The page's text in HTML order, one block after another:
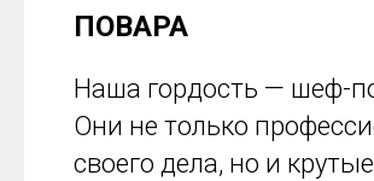
ПОВАРА
Наша гордость — шеф-
Они не только
своего дела, но и крутые